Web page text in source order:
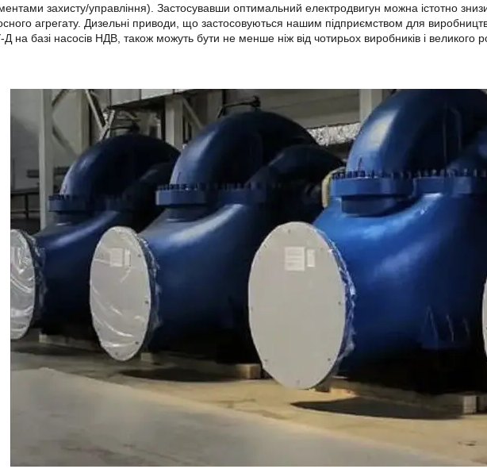
захисту/управління). Застосувавши оптимальний електродвигун можна істотно
агрегату. Дизельні приводи, що застосовуються нашим підприємством для
на базі насосів НДВ, також можуть бути не менше ніж від чотирьох виробників і великого